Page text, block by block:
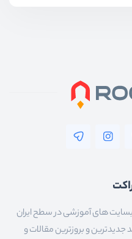
های آموزشی در سطح ایران
و بروزترین مقالات و